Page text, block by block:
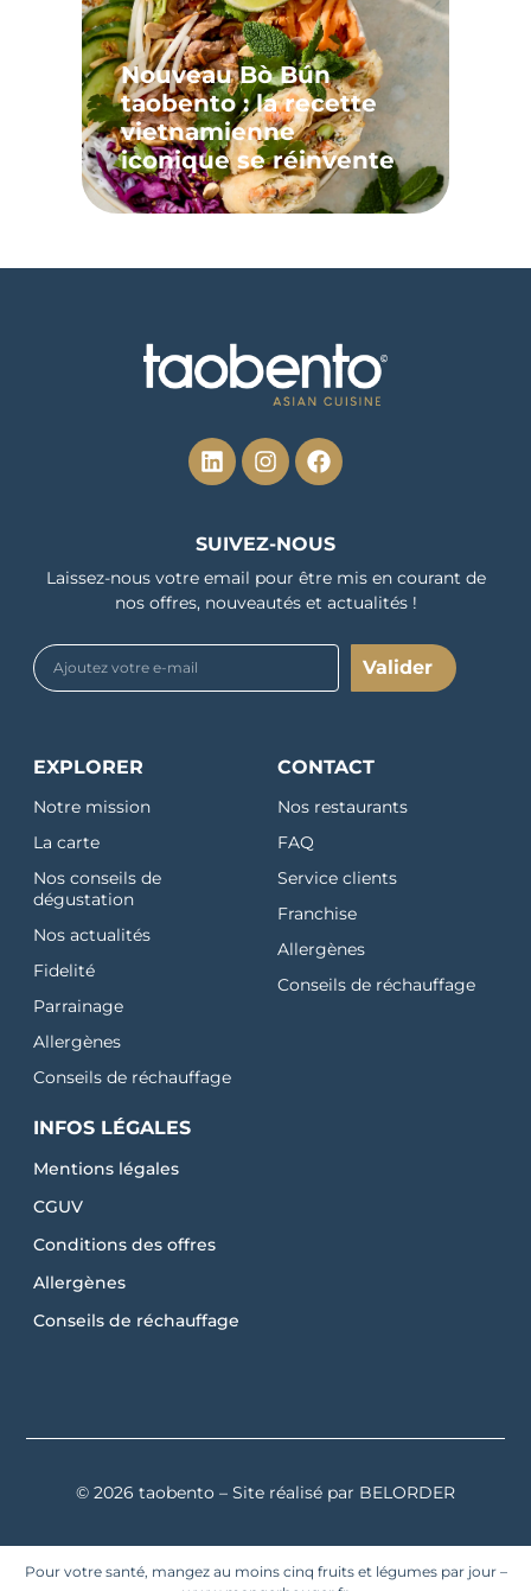
Nouveau Bò Bún
taobento : la recette
vietnamienne
iconique se réinvente
SUIVEZ-NOUS
Laissez-nous votre email pour être mis en courant de
nos offres, nouveautés et actualités !
Valider
EXPLORER
Notre mission
La carte
Nos conseils de
dégustation
Nos actualités
Fidelité
Parrainage
Allergènes
Conseils de réchauffage
CONTACT
Nos restaurants
FAQ
Service clients
Franchise
Allergènes
Conseils de réchauffage
INFOS LÉGALES
Mentions légales
CGUV
Conditions des offres
Allergènes
Conseils de réchauffage
© 2026 taobento – Site réalisé par BELORDER
Pour votre santé, mangez au moins cinq fruits et légumes par jour –